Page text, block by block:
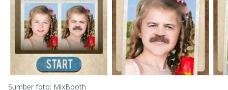
Sumber foto: MixBooth